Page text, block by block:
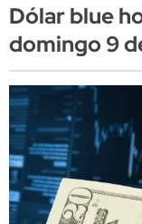
Dólar blue
domingo 9